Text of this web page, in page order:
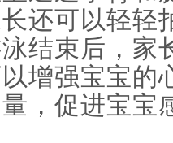
还可以轻轻
结束后，家
增强宝宝的
，促进宝宝